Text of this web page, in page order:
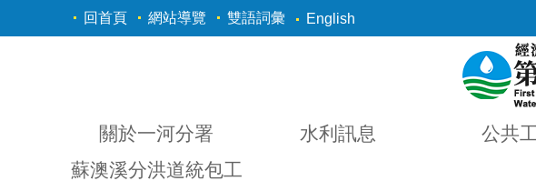
跳到主要內容區塊
回首頁 網站導覽 雙語詞彙 English
關於一河分署 水利訊息 公共
蘇澳溪分洪道統包工